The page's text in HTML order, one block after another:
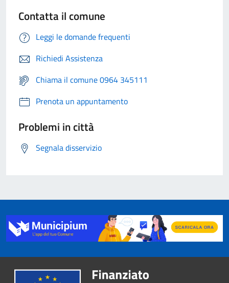
Contatta il comune
Leggi le domande frequenti
Richiedi Assistenza
Chiama il comune 0964 345111
Prenota un appuntamento
Problemi in città
Segnala disservizio